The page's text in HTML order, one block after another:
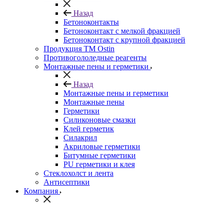
Назад
Бетоноконтакты
Бетоноконтакт с мелкой фракцией
Бетоноконтакт с крупной фракцией
Продукция ТМ Ostin
Противогололедные реагенты
Монтажные пены и герметики
Назад
Монтажные пены и герметики
Монтажные пены
Герметики
Силиконовые смазки
Клей герметик
Силакрил
Акриловые герметики
Битумные герметики
PU герметики и клея
Стеклохолст и лента
Антисептики
Компания